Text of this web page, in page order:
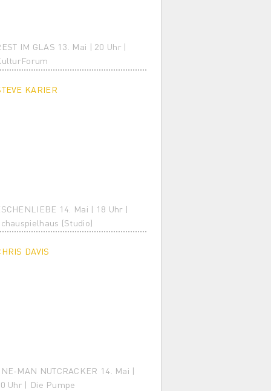
IM GLAS 13. Mai | 20 Uhr |
KARIER
14. Mai | 18 Uhr |
(Studio)
DAVIS
MAN NUTCRACKER 14. Mai |
Uhr | Die Pumpe